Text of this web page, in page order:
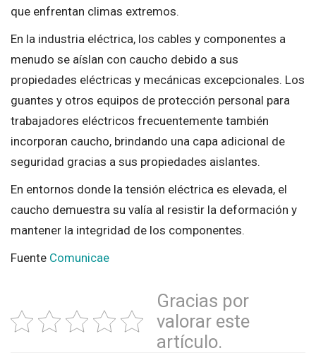
que enfrentan climas extremos.
En la industria eléctrica, los cables y componentes a
menudo se aíslan con caucho debido a sus
propiedades eléctricas y mecánicas excepcionales. Los
guantes y otros equipos de protección personal para
trabajadores eléctricos frecuentemente también
incorporan caucho, brindando una capa adicional de
seguridad gracias a sus propiedades aislantes.
En entornos donde la tensión eléctrica es elevada, el
caucho demuestra su valía al resistir la deformación y
mantener la integridad de los componentes.
Fuente Comunicae
Gracias por
valorar este
artículo.